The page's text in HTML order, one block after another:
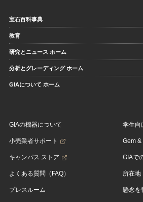
宝石百科事典
教育
研究とニュース ホーム
分析とグレーディング ホーム
GIAについて ホーム
GIAの機器について
小売業者サポート
キャンパス ストア
よくある質問（FAQ）
プレスルーム
学生向
Gem
GIAで
所在地
懸念を